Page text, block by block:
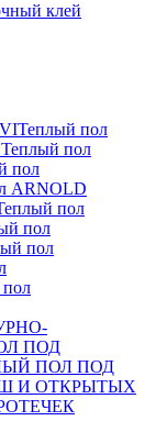
клей
Теплый пол
Теплый пол
пол
ARNOLD
пол
пол
пол
ПОД
ПОЛ ПОД
И ОТКРЫТЫХ